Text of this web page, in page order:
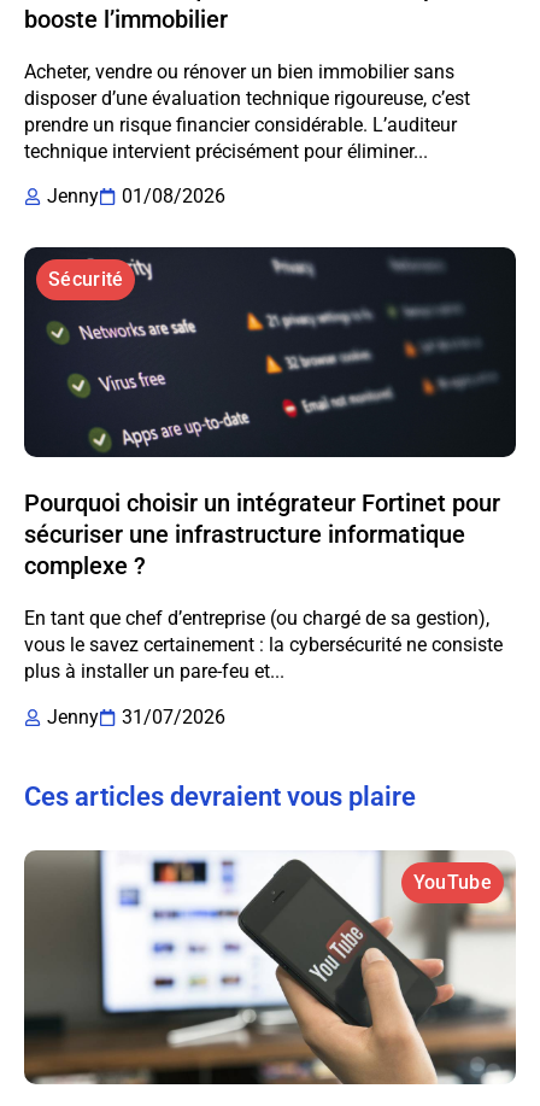
booste l’immobilier
Acheter, vendre ou rénover un bien immobilier sans
disposer d’une évaluation technique rigoureuse, c’est
prendre un risque financier considérable. L’auditeur
technique intervient précisément pour éliminer...
Jenny
01/08/2026
Sécurité
Pourquoi choisir un intégrateur Fortinet pour
sécuriser une infrastructure informatique
complexe ?
En tant que chef d’entreprise (ou chargé de sa gestion),
vous le savez certainement : la cybersécurité ne consiste
plus à installer un pare-feu et...
Jenny
31/07/2026
Ces articles devraient vous plaire
YouTube